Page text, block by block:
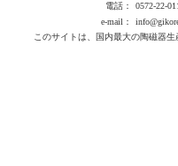
電話：
0572-22-
e-mail：
このサイトは、国内最大の陶磁器